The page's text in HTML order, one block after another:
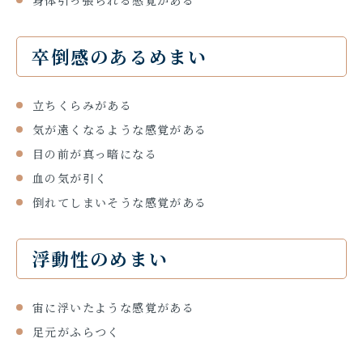
卒倒感のあるめまい
立ちくらみがある
気が遠くなるような感覚がある
目の前が真っ暗になる
血の気が引く
倒れてしまいそうな感覚がある
浮動性のめまい
宙に浮いたような感覚がある
足元がふらつく